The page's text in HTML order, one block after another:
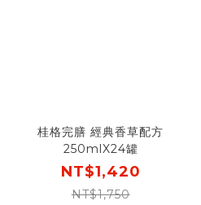
桂格完膳 經典香草配方
250mlX24罐
NT$1,420
NT$1,750